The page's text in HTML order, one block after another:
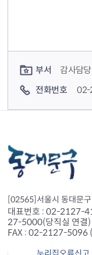
부서
감사담
전화번호
02-
[02565]서울시 동대문
대표번호 : 02-2127-
27-5000(당직실 연결
FAX : 02-2127-5096